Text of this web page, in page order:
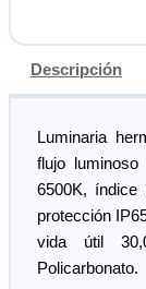
Descripción
Luminaria
flujo
6500K,
protección
vida útil
Policarbonato.